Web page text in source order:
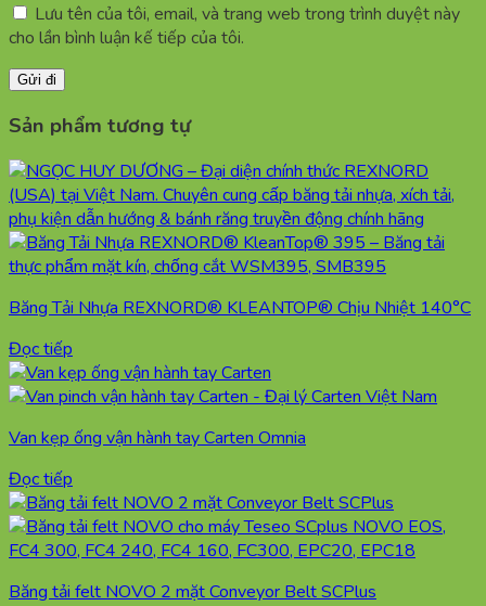
Lưu tên của tôi, email, và trang web trong trình duyệt này
cho lần bình luận kế tiếp của tôi.
Sản phẩm tương tự
Băng Tải Nhựa REXNORD® KLEANTOP® Chịu Nhiệt 140°C
Đọc tiếp
Van kẹp ống vận hành tay Carten Omnia
Đọc tiếp
Băng tải felt NOVO 2 mặt Conveyor Belt SCPlus